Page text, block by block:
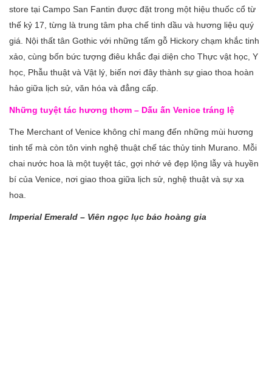
store tại Campo San Fantin được đặt trong một hiệu thuốc cổ từ
thế kỷ 17, từng là trung tâm pha chế tinh dầu và hương liệu quý
giá. Nội thất tân Gothic với những tấm gỗ Hickory chạm khắc tinh
xảo, cùng bốn bức tượng điêu khắc đại diện cho Thực vật học, Y
học, Phẫu thuật và Vật lý, biến nơi đây thành sự giao thoa hoàn
hảo giữa lịch sử, văn hóa và đẳng cấp.
Những tuyệt tác hương thơm – Dấu ấn Venice tráng lệ
The Merchant of Venice không chỉ mang đến những mùi hương
tinh tế mà còn tôn vinh nghệ thuật chế tác thủy tinh Murano. Mỗi
chai nước hoa là một tuyệt tác, gợi nhớ vẻ đẹp lộng lẫy và huyền
bí của Venice, nơi giao thoa giữa lịch sử, nghệ thuật và sự xa
hoa.
Imperial Emerald – Viên ngọc lục bảo hoàng gia